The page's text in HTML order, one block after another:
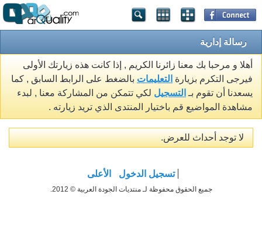
رسالة إدارية
أهلا و مرحبا بك معنا زائرنا الكريم , إذا كانت هذه زيارتك الأولى
فيرجى التكرم بزيارة التعليمات بالضغط على الرابط السابق , كما
يسعدنا أن تقوم بـ التسجيل لكي تتمكن من المشاركة معنا , لبدء
مشاهدة المواضيع قم باختيار المنتدى الذي تريد زيارته .
لا توجد أحداث للعرض.
تسجيل الدخول الأعلى
جميع الحقوق محفوظة لـ منتديات الجودة العربية © 2012.